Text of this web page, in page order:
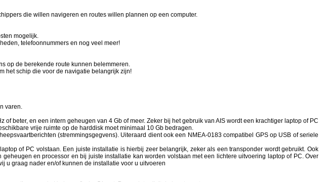
die willen navigeren en routes willen plannen op een computer.
mogelijk.
telefoonnummers en nog veel meer!
op de berekende route kunnen belemmeren.
het schip die voor de navigatie belangrijk zijn!
varen.
beter, en een intern geheugen van 4 Gb of meer. Zeker bij het gebruik van AIS wordt een krachtiger laptop of PC
vrije ruimte op de harddisk moet minimaal 10 Gb bedragen.
(stremmingsgegvens). Uiteraard dient ook een NMEA-0183 compatibel GPS op USB of seriele
of PC volstaan. Een juiste installatie is hierbij zeer belangrijk, zeker als een transponder wordt gebruikt. Ook
en processor en bij juiste installatie kan worden volstaan met een lichtere uitvoering laptop of PC. Over
u graag nader en/of kunnen de installatie voor u uitvoeren